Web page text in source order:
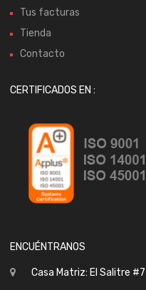
Tus facturas
Tienda
Contacto
CERTIFICADOS EN :
ENCUÉNTRANOS
Casa Matriz: El Salitre